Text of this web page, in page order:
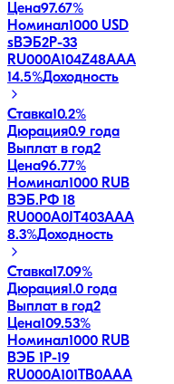
Цена97.67%
Номинал1000 USD
sВЭБ2P-33
RU000A104Z48AAA
14.5%Доходность
Ставка10.2%
Дюрация0.9 года
Выплат в год2
Цена96.77%
Номинал1000 RUB
ВЭБ.РФ 18
RU000A0JT403AAA
8.3%Доходность
Ставка17.09%
Дюрация1.0 года
Выплат в год2
Цена109.53%
Номинал1000 RUB
ВЭБ 1P-19
RU000A101TB0AAA